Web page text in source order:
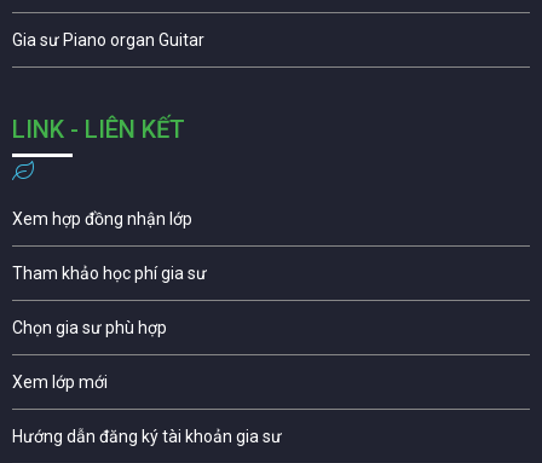
Gia sư Piano organ Guitar
LINK - LIÊN KẾT
Xem hợp đồng nhận lớp
Tham khảo học phí gia sư
Chọn gia sư phù hợp
Xem lớp mới
Hướng dẫn đăng ký tài khoản gia sư